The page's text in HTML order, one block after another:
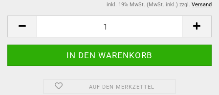
inkl. 19% MwSt. (MwSt. inkl.) zzgl. Versand
AUF DEN MERKZETTEL